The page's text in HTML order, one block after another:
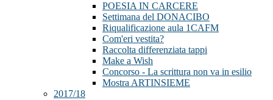
POESIA IN CARCERE
Settimana del DONACIBO
Riqualificazione aula 1CAFM
Com'eri vestita?
Raccolta differenziata tappi
Make a Wish
Concorso - La scrittura non va in esilio
Mostra ARTINSIEME
2017/18